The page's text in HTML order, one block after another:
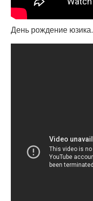
День рождение юзика.